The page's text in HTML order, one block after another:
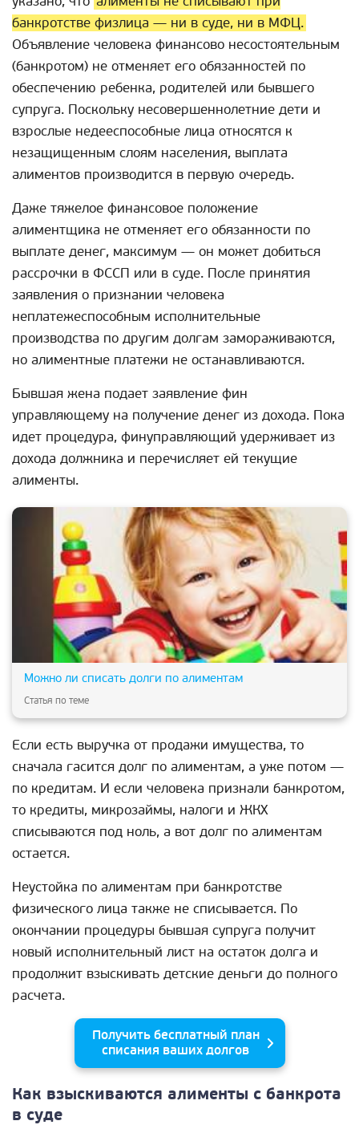
банкротстве физлица — ни в суде, ни в МФЦ.
Объявление человека финансово несостоятельным
(банкротом) не отменяет его обязанностей по
обеспечению ребенка, родителей или бывшего
супруга. Поскольку несовершеннолетние дети и
взрослые недееспособные лица относятся к
незащищенным слоям населения, выплата
алиментов производится в первую очередь.
Даже тяжелое финансовое положение
алиментщика не отменяет его обязанности по
выплате денег, максимум — он может добиться
рассрочки в ФССП или в суде. После принятия
заявления о признании человека
неплатежеспособным исполнительные
производства по другим долгам замораживаются,
но алиментные платежи не останавливаются.
Бывшая жена подает заявление фин
управляющему на получение денег из дохода. Пока
идет процедура, финуправляющий удерживает из
дохода должника и перечисляет ей текущие
алименты.
Можно ли списать долги по алиментам
Статья по теме
Если есть выручка от продажи имущества, то
сначала гасится долг по алиментам, а уже потом —
по кредитам. И если человека признали банкротом,
то кредиты, микрозаймы, налоги и ЖКХ
списываются под ноль, а вот долг по алиментам
остается.
Неустойка по алиментам при банкротстве
физического лица также не списывается. По
окончании процедуры бывшая супруга получит
новый исполнительный лист на остаток долга и
продолжит взыскивать детские деньги до полного
расчета.
Получить бесплатный план
списания ваших долгов
Как взыскиваются алименты с банкрота
в суде